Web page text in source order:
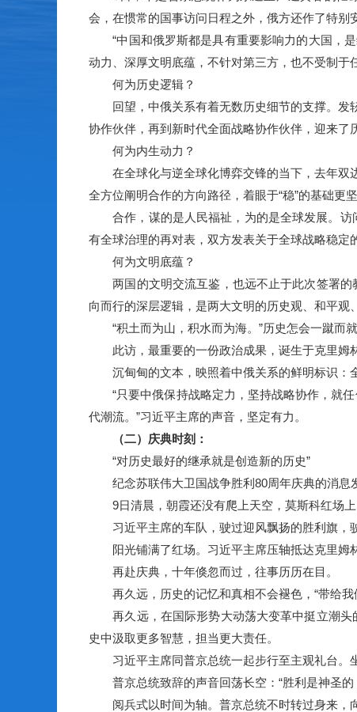
会，在惯常的国事访问日程之外，俄方还作了特别
“中国和俄罗斯都是具有重要影响力的大国，是
动力、深厚文明底蕴，不针对第三方，也不受制于
何为历史逻辑？
回望，中俄关系有着无数历史细节的支撑。发轫
协作伙伴，再到新时代全面战略协作伙伴，迎来了
何为内生动力？
在全球化与逆全球化博弈交锋的当下，去年双边
全方位阐明合作的方向路径，着眼于“稳”的基础更
合作，谋的是人民福祉，为的是全球发展。访
有全球治理的再对表，双方发表关于全球战略稳定
何为文明底蕴？
两国的文明交流互鉴，也远不止于此次签署的
向而行的深层逻辑，是两大文明的历史观、和平观
“积土而为山，积水而为海。”历史怎会一蹴而就
此访，最重要的一份政治成果，诞生于克里姆林
沉甸甸的文本，映照着中俄关系的鲜明标识：全
“只要中俄保持战略定力，坚持战略协作，就任
代潮流。”习近平主席的声音，坚定有力。
（二）庆典时刻：
“对历史最好的继承就是创造新的历史”
纪念苏联伟大卫国战争胜利80周年庆典的消息发
9日清晨，朝霞还没有爬上天空，莫斯科红场上
习近平主席的车队，驶过迎风飘扬的胜利旗，驶
阳光铺满了红场。习近平主席压轴抵达克里姆林
再赴庆典，十年倏忽而过，往事历历在目。
再久远，历史的记忆和真相不会褪色，“带给我
再久远，在国际形势大动荡大变革中挺立潮头
史中汲取更多智慧，担当更大责任。
习近平主席同普京总统一起步行至主观礼台。坐
普京总统致辞的声音回荡长空：“胜利是神圣的
阅兵式以时间为轴。普京总统不时转过身来，向